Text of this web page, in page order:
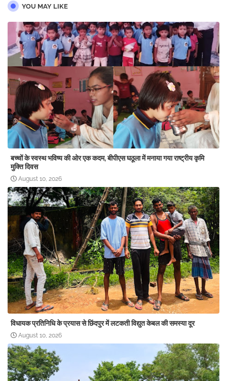
YOU MAY LIKE
बच्चों के स्वस्थ भविष्य की ओर एक कदम, बीपीएस घठूला में मनाया गया राष्ट्रीय कृमि
मुक्ति दिवस
August 10, 2026
विधायक प्रतिनिधि के प्रयास से छिंदपुर में लटकती विद्युत केबल की समस्या दूर
August 10, 2026